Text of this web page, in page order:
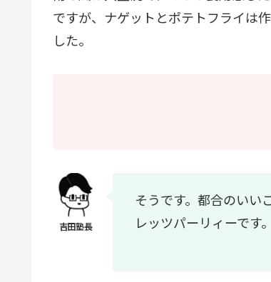
ですが、ナゲットとポテトフライは
した。
そうです。都合のいい
レッツパーリィーです。